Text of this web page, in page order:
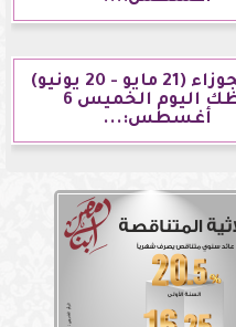
برج الجوزاء (21 مايو - 20 يونيو)
حظك اليوم الخميس 6
أغسطس:...